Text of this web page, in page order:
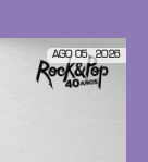
AGO 05, 2026